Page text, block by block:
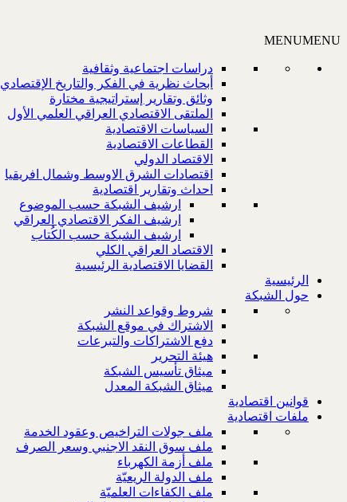
MENUMENU
دراسات اجتماعية وثقافية
أبحاث نظرية في الفكر والتاريخ الإقتصادي
وثائق وتقارير إستراتيجية مختارة
الملتقى الاقتصادي العراقي العلمي الأول
السياسات الاقتصادية
القطاعات الاقتصادية
الاقتصاد الدولي
اقتصادات الشرق الاوسط وشمال افريقيا
احداث وتقارير اقتصادية
ارشيف الشبكة حسب الموضوع
ارشيف الفكر الاقتصادي العراقي
ارشيف الشبكة حسب الكُتاب
الاقتصاد العراقي الكلي
القضايا الاقتصادية الرئيسية
الرئيسية
حول الشبكة
شروط وقواعد النشر
الاشتراك في موقع الشبكة
دفع الاشتراكات والتبرعات
هيئة التحرير
ميثاق تأسيس الشبكة
ميثاق الشبكة المعدل
قوانين اقتصادية
ملفات اقتصادية
ملف جولات التراخيص وعقود الخدمة
ملف سوق النقد الاجنبي وسعر الصرف
ملف أزمة الكهرباء
ملف الدولة الريعيّة
ملف الكفاءات العلميّة